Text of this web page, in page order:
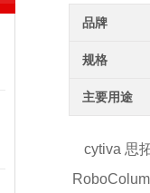
品牌
规格
主要用途
cytiva 思